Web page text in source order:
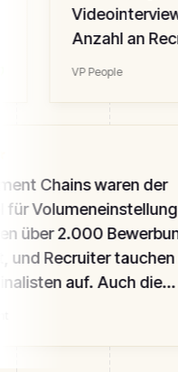
Anzahl an
VP People
Chains waren der
Volumeneinstellung.
über 2.000
Recruiter tauchen
auf. Auch die